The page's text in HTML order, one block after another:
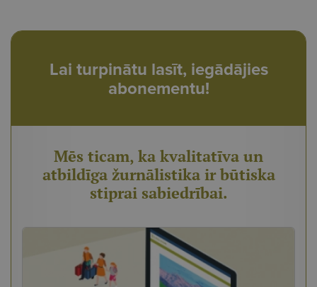
Lai turpinātu lasīt, iegādājies
abonementu!
Mēs ticam, ka kvalitatīva un
atbildīga žurnālistika ir būtiska
stiprai sabiedrībai.